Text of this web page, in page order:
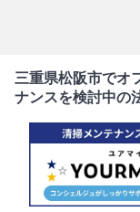
三重県松阪市でオ
ナンスを検討中の